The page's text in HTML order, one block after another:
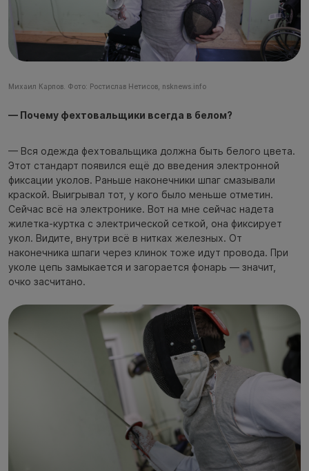
Михаил Карпов. Фото: Ростислав Нетисов, nsknews.info
— Почему фехтовальщики всегда в белом?
— Вся одежда фехтовальщика должна быть белого цвета.
Этот стандарт появился ещё до введения электронной
фиксации уколов. Раньше наконечники шпаг смазывали
краской. Выигрывал тот, у кого было меньше отметин.
Сейчас всё на электронике. Вот на мне сейчас надета
жилетка-куртка с электрической сеткой, она фиксирует
укол. Видите, внутри всё в нитках железных. От
наконечника шпаги через клинок тоже идут провода. При
уколе цепь замыкается и загорается фонарь — значит,
очко засчитано.